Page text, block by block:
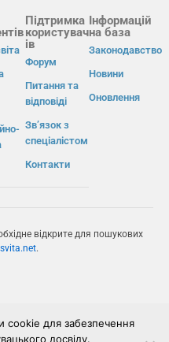
Підтримка
користувач
ів
Форум
Питання та
відповіді
Зв’язок з
спеціалістом
Контакти
Інформацій
на база
Законодавство
Новини
Оновлення
відкрите для пошукових
.
cookie для забезпечення
досвіду.